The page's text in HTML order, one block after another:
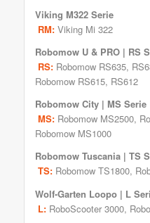
Viking M322 Serie
RM: Viking Mi 322
RobomowU & PRO | RS
RS: Robomow RS635,
Robomow RS615, RS612
RobomowCity | MS Serie
MS:Robomow MS2500,
Robomow MS1000
RobomowTuscania | TS
TS:Robomow TS1800,
Wolf-Garten Loopo| L
L:RoboScooter 3000,